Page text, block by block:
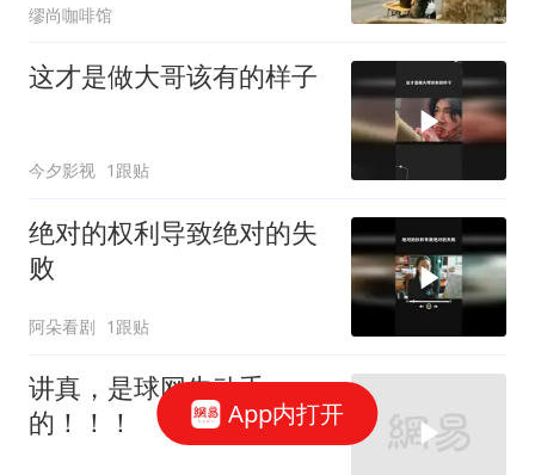
缪尚咖啡馆
这才是做大哥该有的样子
今夕影视 1跟贴
绝对的权利导致绝对的失
败
阿朵看剧 1跟贴
讲真，是球网先动手
的！！！
App内打开